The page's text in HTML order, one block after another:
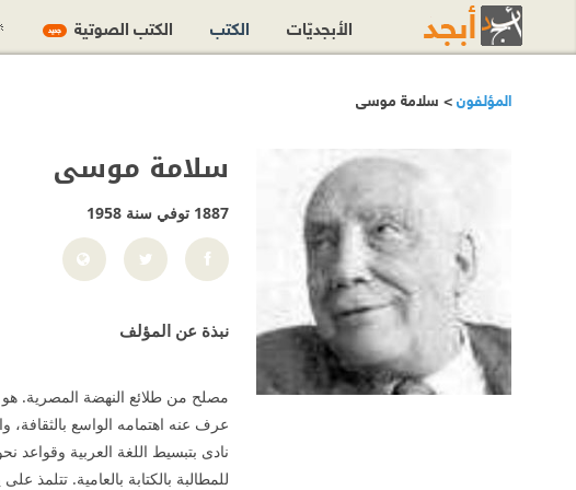
المؤلفون> سلامة موسى
سلامة موسى
1887 توفي سنة 1958
نبذة عن المؤلف
مصلح من طلائع النهضة المصرية. هو
عرف عنه اهتمامه الواسع
نادى بتبسيط اللغة العربية وقواعد
للمطالبة بالكتابة بالعامية. تتلمذ
الأبجديّات الكتب الكتب الصوتية جديد